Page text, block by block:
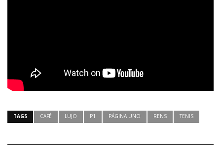
TAGS CAFÉ LUJO P1 PÁGINA UNO RENS TENIS